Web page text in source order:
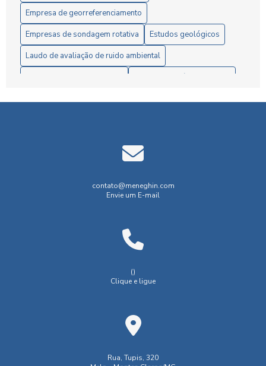
Empresa de georreferenciamento
Empresas de sondagem rotativa
Estudos geológicos
Laudo de avaliação de ruido ambiental
Medição de ruído ambiental
Relatório anual de lavra
Relatório de pesquisa mineral
Renovação de licença de operação
Requerimento de pesquisa mineral
avaliação de reservas minerais
avaliação de ruído ambiental
contato@meneghin.com
Envie um E-mail
()
Clique e ligue
Rua, Tupis, 320